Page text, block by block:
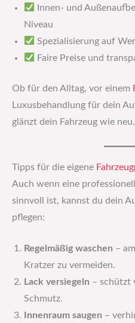
Innen- und
Niveau
Spezialisierung auf
Faire Preise und
Ob für den Alltag, vor einem
Luxusbehandlung für dein
glänzt dein Fahrzeug wie neu.
Tipps für die eigene
Auch wenn eine
sinnvoll ist, kannst du dein
pflegen:
Regelmäßig waschen –
Kratzer zu vermeiden.
Lack versiegeln – schützt
Schmutz.
Innenraum saugen –